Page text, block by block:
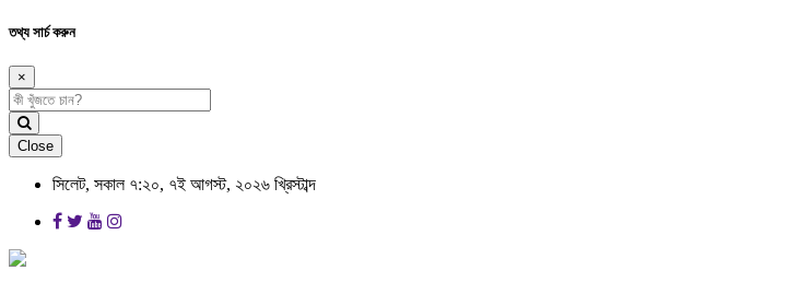
তথ্য সার্চ করুন
×
Close
সিলেট, সকাল ৭:২০, ৭ই আগস্ট, ২০২৬ খ্রিস্টাব্দ